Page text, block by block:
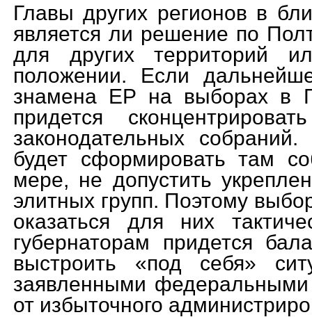
Главы других регионов в
является ли решение по
для других территорий
положении. Если
знамена ЕР на выборах в
придется
законодательных
будет сформировать там
мере, не допустить
элитных групп. Поэтому
оказаться для них
губернаторам придется
выстроить «под себя»
заявленными
от избыточного